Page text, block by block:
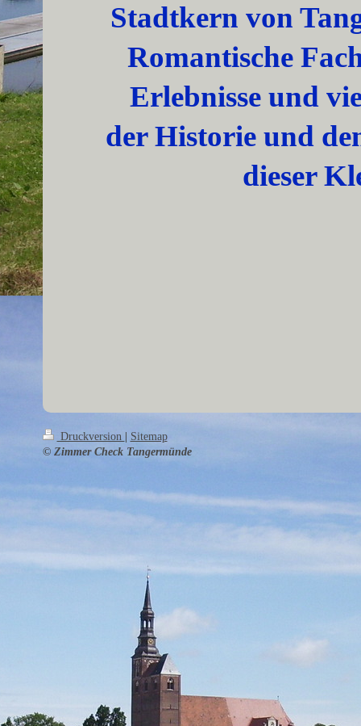
Stadtkern von
Romantische
Erlebnisse und
der Historie und
dieser
Druckversion
Sitemap
© Zimmer Check Tangermünde